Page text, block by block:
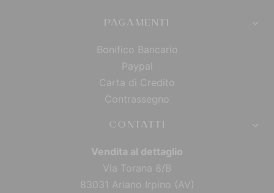
PAGAMENTI
Bonifico Bancario
Paypal
Carta di Credito
Contrassegno
CONTATTI
Vendita al dettaglio
Via Torana 8/B
83031 Ariano Irpino (AV)